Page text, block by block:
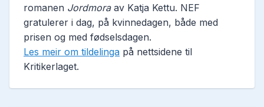
romanen Jordmoraav Katja Kettu. NEF
gratulerer i dag, på kvinnedagen, både med
prisen og med fødselsdagen.
Les meir om tildelinga på nettsidene til
Kritikerlaget.